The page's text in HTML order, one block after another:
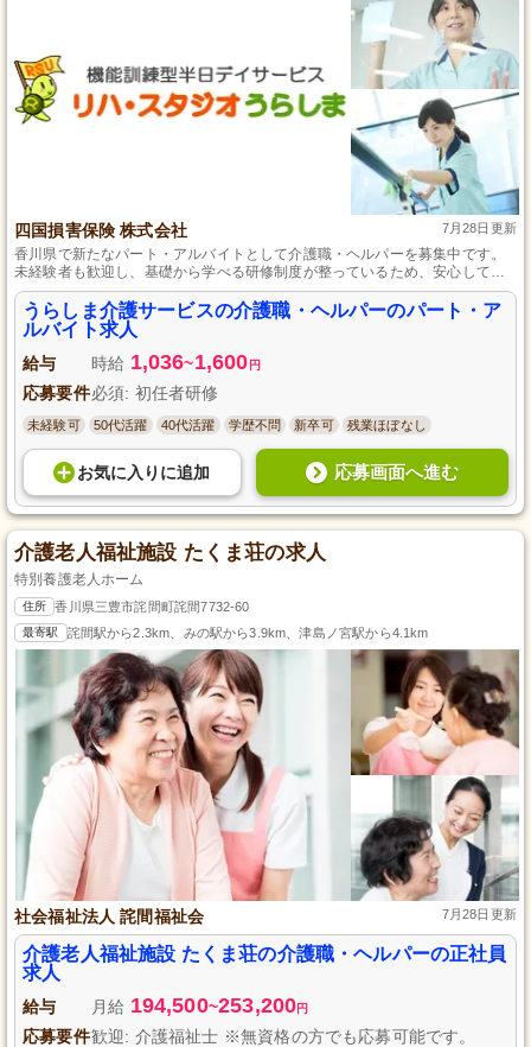
四国損害保険 株式会社 7月28日更新
香川県で新たなパート・アルバイトとして介護職・ヘルパーを募集中です。
未経験者も歓迎し、基礎から学べる研修制度が整っているため、安心してス
タートできます。経験者の方はスキルアップも見込めます。地域の生活を支
えるやりがいのある仕事に、あなたも挑戦してみませんか？
うらしま介護サービスの介護職・ヘルパーのパート・ア
ルバイト求人
給与 時給 1,036~1,600 円
応募要件必須: 初任者研修
未経験可 50代活躍 40代活躍 学歴不問 新卒可 残業ほぼなし
お気に入り に追加 応募画面へ進む
介護老人福祉施設 たくま荘の求人
特別養護老人ホーム
住所 香川県三豊市詫間町詫間7732-60
最寄駅 詫間駅から2.3km、みの駅から3.9km、津島ノ宮駅から4.1km
社会福祉法人 詫間福祉会 7月28日更新
介護老人福祉施設 たくま荘の介護職・ヘルパーの正社員
求人
給与 月給 194,500~253,200円
応募要件歓迎: 介護福祉士 ※無資格の方でも応募可能です。